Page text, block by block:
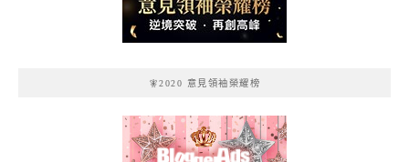
🧚2020 意見領袖榮耀榜